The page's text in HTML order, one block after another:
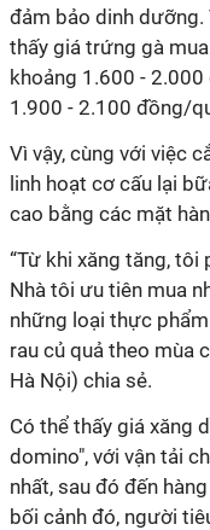
đảm bảo dinh dưỡng.
thấy giá trứng gà
khoảng 1.600 -
1.900 - 2.100 đồng/
Vì vậy, cùng với việc
linh hoạt cơ cấu lại
cao bằng các mặt
“Từ khi xăng tăng, tôi
Nhà tôi ưu tiên mua
những loại thực
rau củ quả theo mùa
Hà Nội) chia sẻ.
Có thể thấy giá xăng
domino", với vận tải
nhất, sau đó đến
bối cảnh đó, người